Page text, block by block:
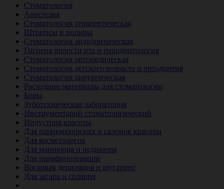
Стоматология
Анестезия
Стоматология терапевтическая
Штрипсы и полиры
Стоматология эндодонтическая
Гигиена полости рта и пародонтология
Стоматология ортопедическая
Стоматология детского возраста и ортодонтия
Стоматология хирургическая
Расходные материалы для стоматологии
Боры
Зуботехническая лаборатория
Инструментарий стоматологический
Индустрия красоты
Для парикмахерских и салонов красоты
Для косметологов
Для маникюра и педикюра
Для парафинотерапии
Восковая депиляция и шугаринг
Для загара и солярия